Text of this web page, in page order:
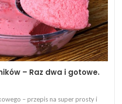
– Raz dwa i gotowe.
– przepis na super prosty i